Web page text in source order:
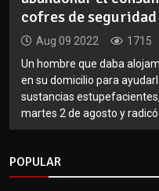
cofres de
Aug 09 2022 1715
Un hombre que daba
en su domicilio para
sustancias
martes 2 de agosto y radicó
POPULAR